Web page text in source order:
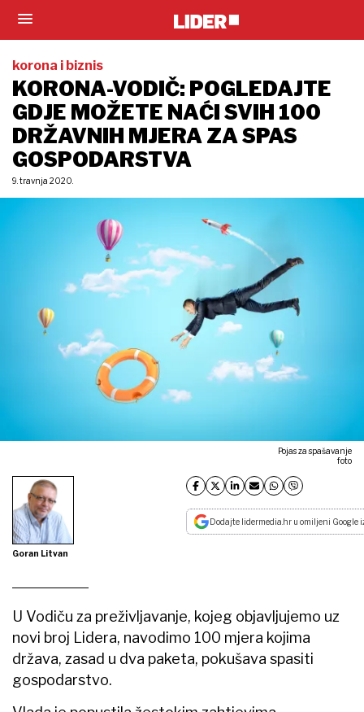
korona i biznis
KORONA-VODIČ: POGLEDAJTE
GDJE MOŽETE NAĆI SVIH 100
DRŽAVNIH MJERA ZA SPAS
GOSPODARSTVA
9. travnja 2020.
Pojas za spašavanje
foto
Goran Litvan
Dodajte lidermedia.hr u omiljeni Google
U Vodiču za preživljavanje, kojeg objavljujemo uz
novi broj Lidera, navodimo 100 mjera kojima
država, zasad u dva paketa, pokušava spasiti
gospodarstvo.